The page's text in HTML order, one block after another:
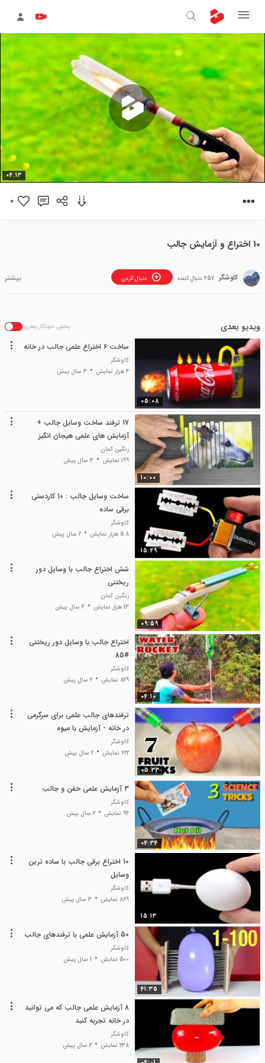
پخش
04:13
0
10 اختراع و آزمایش جالب
کاوشگر دنبال کردن 257 دنبال کننده
ویدیو بعدی پخش خودکار بعدی
05:08
ساخت 6 اختراع علمی جالب در خانه
کاوشگر
4 هزار نمایش
3 سال پیش
10:00
17 ترفند ساخت وسایل جالب +
آزمایش های علمی هیجان انگیز
رنگین کمان
199 نمایش
3 سال پیش
15:29
ساخت وسایل جالب : 10 کاردستی
برقی ساده
کاوشگر
5.8 هزار نمایش
2 سال پیش
09:59
شش اختراع جالب با وسایل دور
ریختنی
رنگین کمان
13 هزار نمایش
4 سال پیش
04:10
اختراع جالب با وسایل دور ریختنی
#85
کاوشگر
829 نمایش
2 سال پیش
05:33
ترفندهای جالب علمی برای سرگرمی
در خانه - آزمایش با میوه
کاوشگر
622 نمایش
2 سال پیش
04:34
3 آزمایش علمی خفن و جالب
کاوشگر
94 نمایش
2 سال پیش
15:13
10 اختراع برقی جالب با ساده ترین
وسایل
کاوشگر
869 نمایش
3 سال پیش
41:35
50 آزمایش علمی با ترفندهای جالب
کاوشگر
500 نمایش
1 سال پیش
8 آزمایش علمی جالب که می توانید
در خانه تجربه کنید
کاوشگر
238 نمایش
2 سال پیش